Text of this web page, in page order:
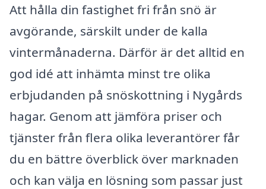
Att hålla din fastighet fri från snö är
avgörande, särskilt under de kalla
vintermånaderna. Därför är det alltid en
god idé att inhämta minst tre olika
erbjudanden på snöskottning i Nygårds
hagar. Genom att jämföra priser och
tjänster från flera olika leverantörer får
du en bättre överblick över marknaden
och kan välja en lösning som passar just